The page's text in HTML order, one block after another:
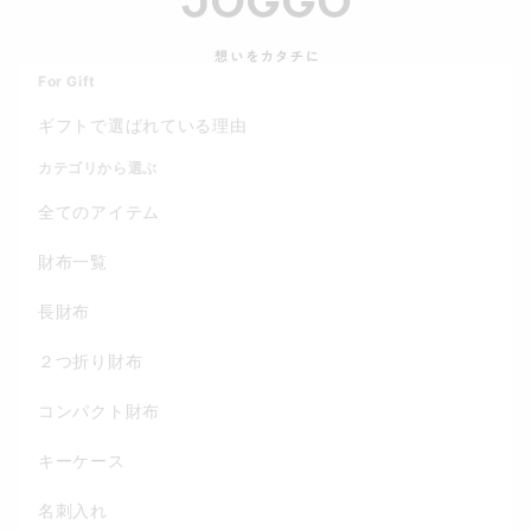
For Gift
ギフトで選ばれている理由
カテゴリから選ぶ
全てのアイテム
財布一覧
長財布
２つ折り財布
コンパクト財布
キーケース
名刺入れ